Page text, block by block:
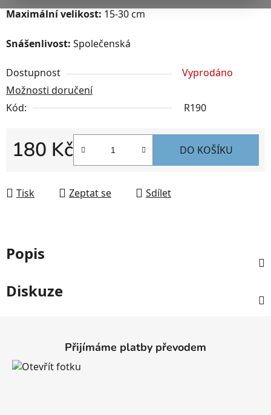
Maximální velikost: 15-30 cm
Snášenlivost: Společenská
Dostupnost
Vyprodáno
Možnosti doručení
Kód:
R190
180 Kč DO KOŠÍKU
Tisk Zeptat se Sdílet
Popis
Diskuze
Přijímáme platby převodem